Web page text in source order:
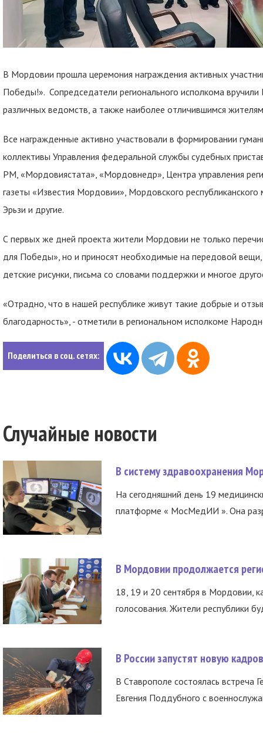
В Мордовии прошла церемония награждения активных
Победы!». Сопредседатели регионального исполкома
различных ведомств, а также наиболее отличившимся
Все награжденные активно участвовали в формировании
коллективы Управления федеральной службы судебных
РМ, «Мордовиястата», «Мордовнедр», Центра управления
газеты «Известия Мордовии», Мордовского республиканского
Эрьзи и другие.
С первых же дней проекта жители Мордовии не только
для Победы», но и приносят необходимые на передовой
детские рисунки, письма со словами поддержки и многое
«Отрадно, что в нашей республике живут такие добрые и
благодарность», - отметили в региональном исполкоме
Поделиться в соц. сетях:
Случайные новости
В систему здравоохранения
На сегодняшний день 19
платформе « МосМедИИ ». Она
В Мордовии продолжается
18, 19 и 20 сентября в Мордовии,
голосования. Жители республики
В России запустят новую
В Ставрополе состоялась встреча
Евгения Поддубного с